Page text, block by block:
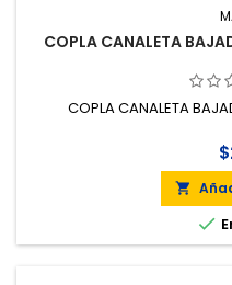
COPLA CANALETA
COPLA CANALETA

